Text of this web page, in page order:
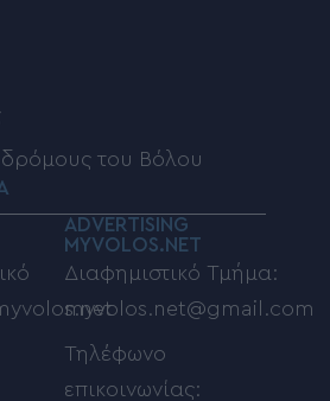
δρόμους του Βόλου
ADVERTISING
MYVOLOS.NET
Διαφημιστικό Τμήμα:
myvolos.net@gmail.com
Τηλέφωνο
επικοινωνίας: